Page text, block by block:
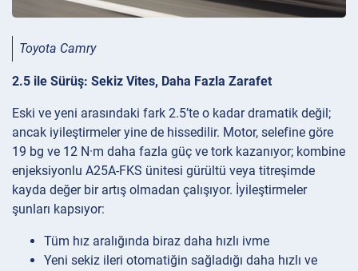
Toyota Camry
2.5 ile Sürüş: Sekiz Vites, Daha Fazla Zarafet
Eski ve yeni arasındaki fark 2.5’te o kadar dramatik değil;
ancak iyileştirmeler yine de hissedilir. Motor, selefine göre
19 bg ve 12 N·m daha fazla güç ve tork kazanıyor; kombine
enjeksiyonlu A25A-FKS ünitesi gürültü veya titreşimde
kayda değer bir artış olmadan çalışıyor. İyileştirmeler
şunları kapsıyor:
Tüm hız aralığında biraz daha hızlı ivme
Yeni sekiz ileri otomatiğin sağladığı daha hızlı ve